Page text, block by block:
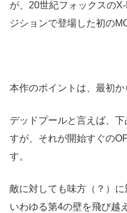
が、20世紀フォックスの
ジションで登場した初の
本作のポイントは、最初か
デッドプールと言えば、
すが、それが開始すぐの
す。
敵に対しても味方（？）に
いわゆる第4の壁を飛び越